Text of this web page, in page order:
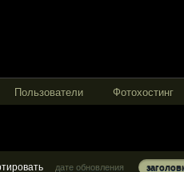
Пользователи Фотохостинг
дате обновления